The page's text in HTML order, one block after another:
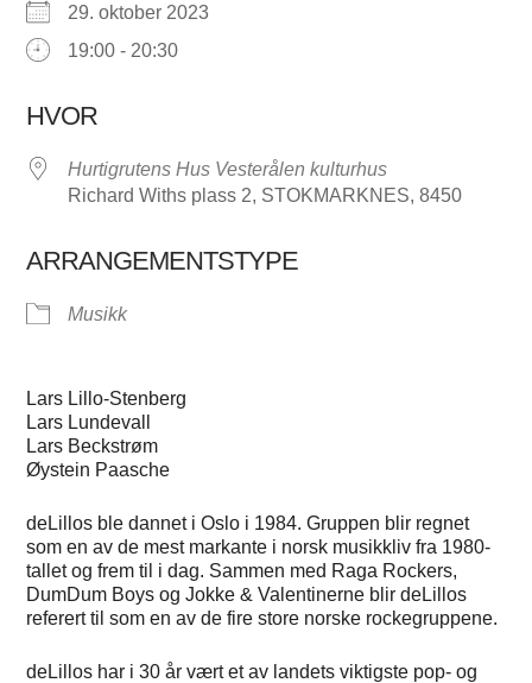
29. oktober 2023
19:00 - 20:30
HVOR
Hurtigrutens Hus Vesterålen kulturhus
Richard Withs plass 2, STOKMARKNES, 8450
ARRANGEMENTSTYPE
Musikk
Lars Lillo-Stenberg
Lars Lundevall
Lars Beckstrøm
Øystein Paasche
deLillos ble dannet i Oslo i 1984. Gruppen blir regnet
som en av de mest markante i norsk musikkliv fra 1980-
tallet og frem til i dag. Sammen med Raga Rockers,
DumDum Boys og Jokke & Valentinerne blir deLillos
referert til som en av de fire store norske rockegruppene.
deLillos har i 30 år vært et av landets viktigste pop- og